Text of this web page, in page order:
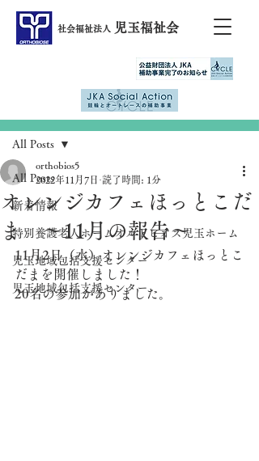
社会福祉法人 児玉福祉会
All Posts
新着情報
特別養護老人ホームオルトビオス児玉ホーム
児玉地域包括支援センター
児玉地域包括支援センター
All Posts
オレンジカフェほっとこだ
ま ～11月の報告～
orthobios5
2022年11月7日 読了時間: 1分
11月2日（水）オレンジカフェほっとこ
だまを開催しました！
20名の参加がありました。